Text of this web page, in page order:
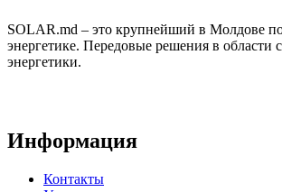
SOLAR.md – это крупнейший в Молдове
энергетике. Передовые решения в области
энергетики.
Информация
Контакты